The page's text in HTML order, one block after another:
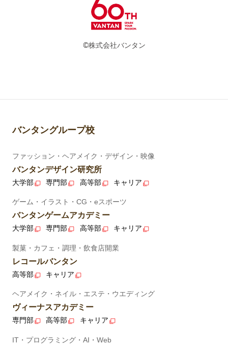
©株式会社バンタン
バンタングループ校
ファッション・ヘアメイク・デザイン・映像
バンタンデザイン研究所
大学部 専門部 高等部 キャリア
ゲーム・イラスト・CG・eスポーツ
バンタンゲームアカデミー
大学部 専門部 高等部 キャリア
製菓・カフェ・調理・飲食店開業
レコールバンタン
高等部 キャリア
ヘアメイク・ネイル・エステ・ウエディング
ヴィーナスアカデミー
専門部 高等部 キャリア
IT・プログラミング・AI・Web